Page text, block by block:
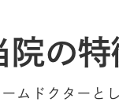
院の特
ムドクターと